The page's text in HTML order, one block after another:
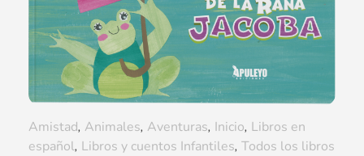
Amistad, Animales, Aventuras, Inicio, Libros en
español, Libros y cuentos Infantiles, Todos los libros